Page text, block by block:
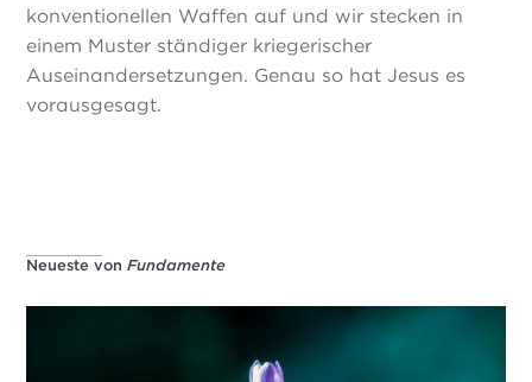
konventionellen Waffen auf und wir stecken in
einem Muster ständiger kriegerischer
Auseinandersetzungen. Genau so hat Jesus es
vorausgesagt.
Neueste vonFundamente